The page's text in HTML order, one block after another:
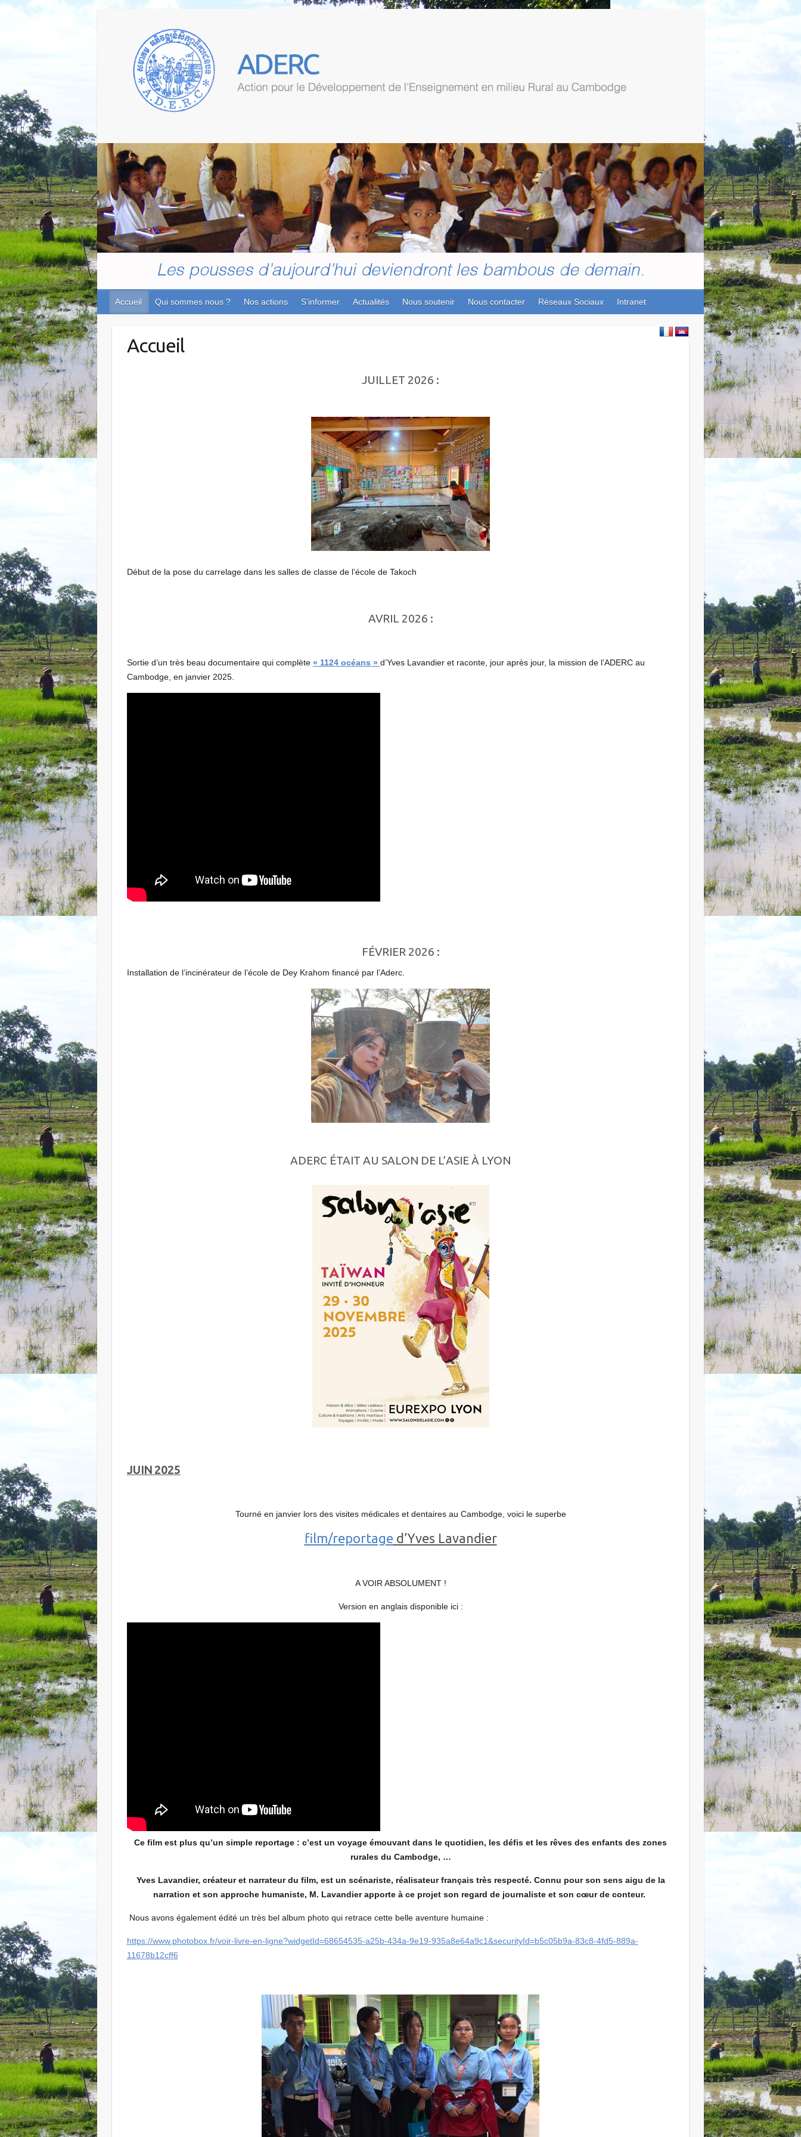
Accueil Qui sommes nous ? Nos actions S’informer Actualités Nous soutenir Nous contacter Réseaux Sociaux Intranet
Accueil
JUILLET 2026 :
Début de la pose du carrelage dans les salles de classe de l’école de Takoch
AVRIL 2026 :
Sortie d’un très beau documentaire qui complète « 1124 océans » d’Yves Lavandier et raconte, jour après jour, la mission de l’ADERC au
Cambodge, en janvier 2025.
FÉVRIER 2026 :
Installation de l’incinérateur de l’école de Dey Krahom financé par l’Aderc.
ADERC ÉTAIT AU SALON DE L’ASIE À LYON
JUIN 2025
Tourné en janvier lors des visites médicales et dentaires au Cambodge, voici le superbe
film/reportage d’Yves Lavandier
A VOIR ABSOLUMENT !
Version en anglais disponible ici :
Ce film est plus qu’un simple reportage : c’est un voyage émouvant dans le quotidien, les défis et les rêves des enfants des zones
rurales du Cambodge, …
Yves Lavandier, créateur et narrateur du film, est un scénariste, réalisateur français très respecté. Connu pour son sens aigu de la
narration et son approche humaniste, M. Lavandier apporte à ce projet son regard de journaliste et son cœur de conteur.
Nous avons également édité un très bel album photo qui retrace cette belle aventure humaine :
https://www.photobox.fr/voir-livre-en-ligne?widgetId=68654535-a25b-434a-9e19-935a8e64a9c1&securityId=b5c05b9a-83c8-4fd5-889a-
11678b12cff6